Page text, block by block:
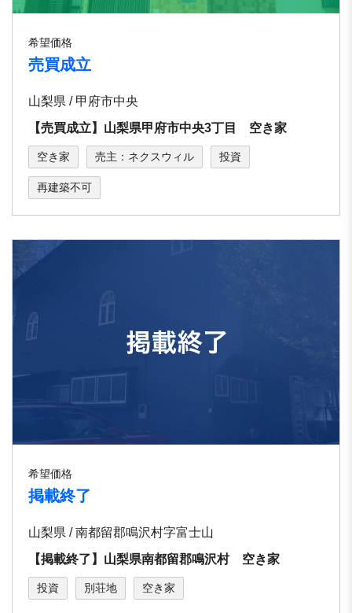
希望価格
売買成立
山梨県 / 甲府市中央
【売買成立】山梨県甲府市中央3丁目 空き家
空き家 売主：ネクスウィル 投資
再建築不可
希望価格
掲載終了
山梨県 / 南都留郡鳴沢村字富士山
【掲載終了】山梨県南都留郡鳴沢村 空き家
投資 別荘地 空き家